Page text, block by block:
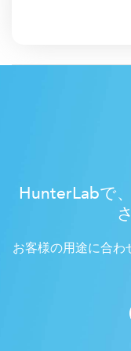
HunterLabで
お客様の用途に合